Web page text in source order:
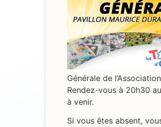
Générale de
Rendez-vous à 20h30
à venir.
Si vous êtes absent,